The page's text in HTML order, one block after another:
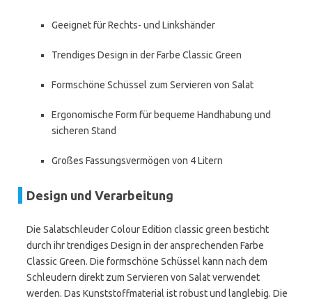
Geeignet für Rechts- und Linkshänder
Trendiges Design in der Farbe Classic Green
Formschöne Schüssel zum Servieren von Salat
Ergonomische Form für bequeme Handhabung und
sicheren Stand
Großes Fassungsvermögen von 4 Litern
Design und Verarbeitung
Die Salatschleuder Colour Edition classic green besticht
durch ihr trendiges Design in der ansprechenden Farbe
Classic Green. Die formschöne Schüssel kann nach dem
Schleudern direkt zum Servieren von Salat verwendet
werden. Das Kunststoffmaterial ist robust und langlebig. Die